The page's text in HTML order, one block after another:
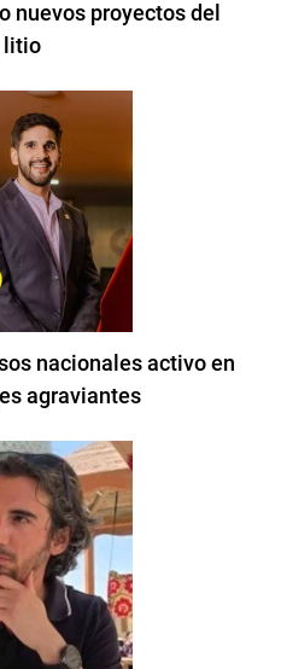
nuevos proyectos del
litio
nacionales activo en
agraviantes